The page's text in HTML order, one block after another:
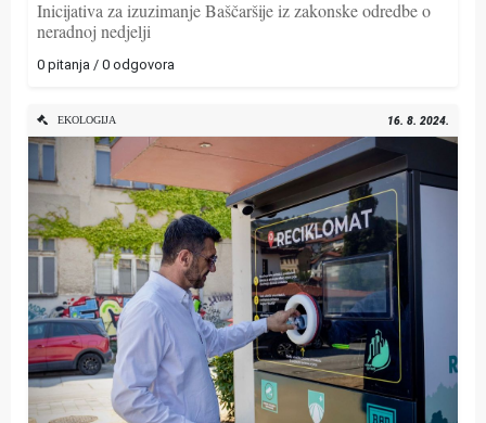
Inicijativa za izuzimanje Baščaršije iz zakonske odredbe o
neradnoj nedjelji
0 pitanja / 0 odgovora
EKOLOGIJA 16. 8. 2024.